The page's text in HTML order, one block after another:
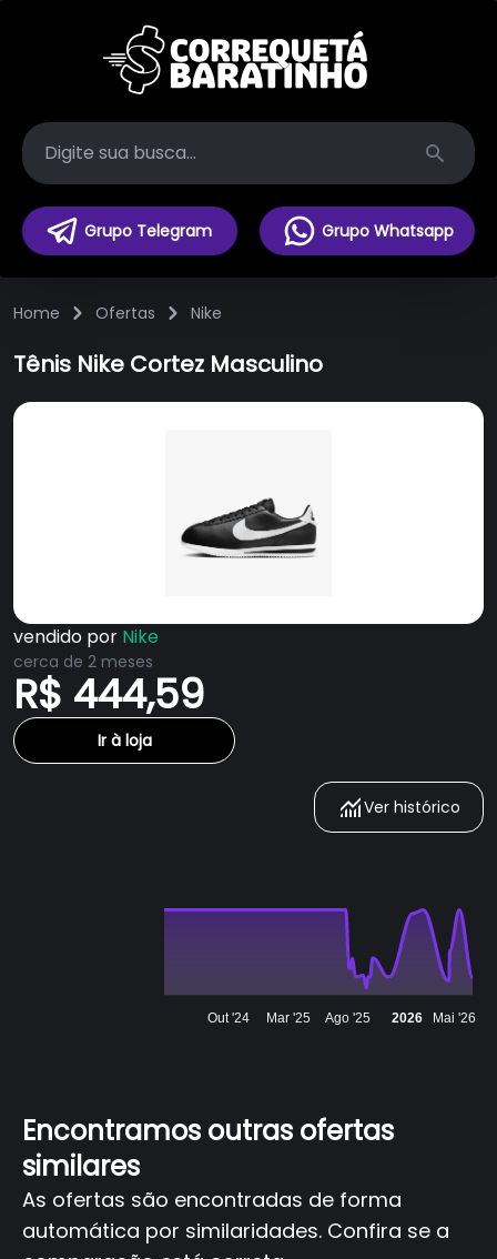
Search
Grupo Telegram Grupo Whatsapp
Home Ofertas Nike
Tênis Nike Cortez Masculino
vendido por Nike
cerca de 2 meses
R$ 444,59
Ir à loja
Ver histórico
Out '24 Mar '25 Ago '25 2026 Mai '26
Encontramos outras ofertas
similares
As ofertas são encontradas de forma
automática por similaridades. Confira se a